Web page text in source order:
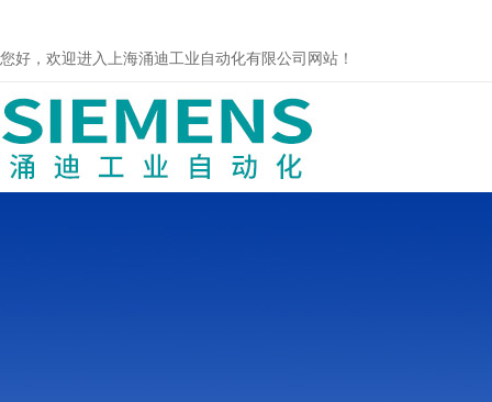
您好，欢迎进入上海涌迪工业自动化有限公司网站！